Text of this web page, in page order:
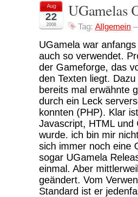
Aug
22
2008
UGamelas
Tag: Allgemein
UGamela war
auch so verwendet.
der Gameforge, das
den Texten liegt.
bereits mal erwähnte
durch ein Leck
konnten (PHP). Klar
Javascript, HTML und
wurde. ich bin mir
sich immer noch eine
sogar UGamela
einmal. Aber
geändert. Vom
Standard ist er